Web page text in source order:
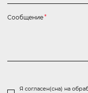
Я согласен(сна) на
Сообщение*